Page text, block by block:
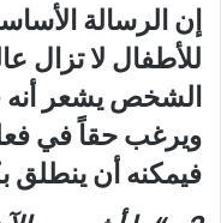
إن الرسالة
للأطفال لا تزال
الشخص يشعر أنه
ويرغب حقاً في
فيمكنه أن ينطلق